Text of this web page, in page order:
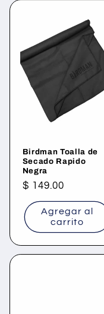
e
c
Birdman Toalla de
Secado Rapido
Negra
Precio
habitual
$ 149.00
Agregar al
carrito